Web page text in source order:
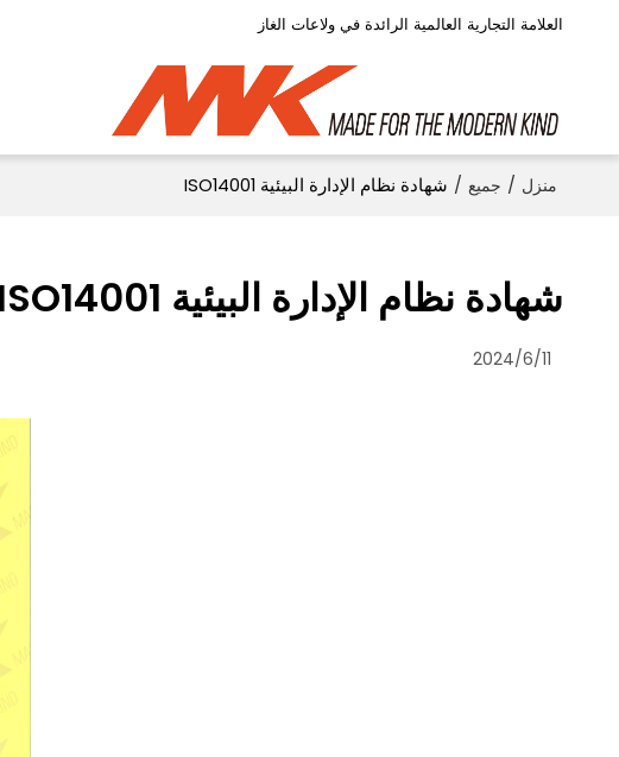
العلامة التجارية العالمية الرائدة في ولاعات الغاز
منزل / جميع / شهادة نظام الإدارة البيئية ISO14001
شهادة نظام الإدارة البيئية ISO14001
2024/6/11